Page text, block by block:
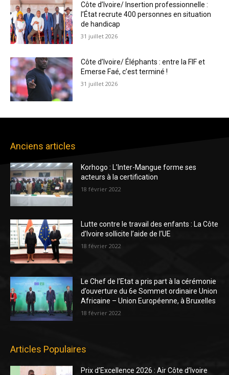
Côte d’Ivoire/ Insertion professionnelle :
l’État recrute 400 personnes en situation
de handicap
31 juillet 2026
Côte d’Ivoire/ Éléphants : entre la FIF et
Emerse Faé, c’est terminé !
31 juillet 2026
Anciens articles
Korhogo : L’Inter-Mangue forme ses
acteurs à la certification
18 février 2022
Lutte contre le travail des enfants : La Côte
d’Ivoire sollicite l’aide de l’UE
18 février 2022
Le Chef de l’Etat a pris part à la cérémonie
d’ouverture du 6e Sommet ordinaire Union
Africaine – Union Européenne, à Bruxelles
18 février 2022
Articles Populaires
Prix d’Excellence 2026 : Air Côte d’Ivoire